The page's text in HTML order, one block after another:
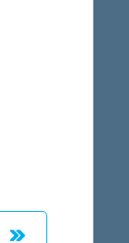
a